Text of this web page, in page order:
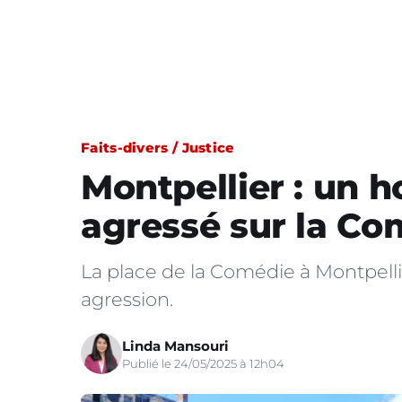
Faits-divers / Justice
Montpellier : un
agressé sur la
La place de la Comédie à
agression.
Linda Mansouri
Publié le 24/05/2025 à 12h04